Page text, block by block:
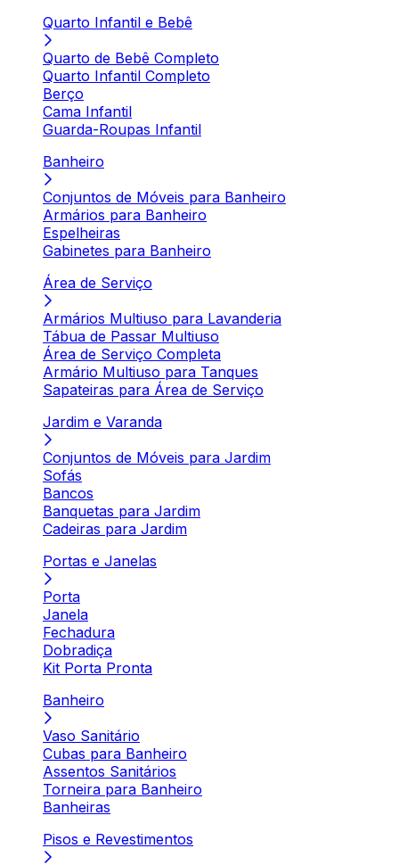
Quarto Infantil e Bebê
Quarto de Bebê Completo
Quarto Infantil Completo
Berço
Cama Infantil
Guarda-Roupas Infantil
Banheiro
Conjuntos de Móveis para Banheiro
Armários para Banheiro
Espelheiras
Gabinetes para Banheiro
Área de Serviço
Armários Multiuso para Lavanderia
Tábua de Passar Multiuso
Área de Serviço Completa
Armário Multiuso para Tanques
Sapateiras para Área de Serviço
Jardim e Varanda
Conjuntos de Móveis para Jardim
Sofás
Bancos
Banquetas para Jardim
Cadeiras para Jardim
Portas e Janelas
Porta
Janela
Fechadura
Dobradiça
Kit Porta Pronta
Banheiro
Vaso Sanitário
Cubas para Banheiro
Assentos Sanitários
Torneira para Banheiro
Banheiras
Pisos e Revestimentos